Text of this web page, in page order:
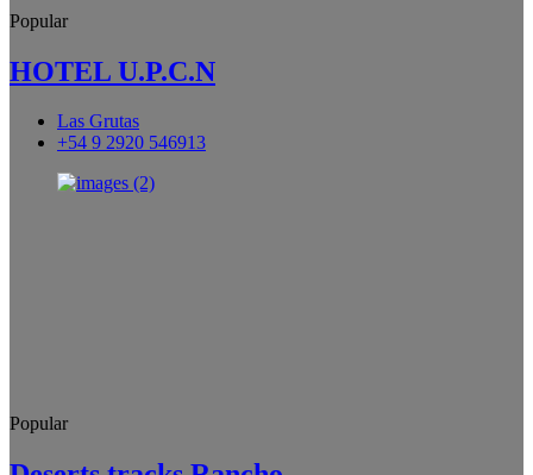
Popular
HOTEL U.P.C.N
Las Grutas
+54 9 2920 546913
Popular